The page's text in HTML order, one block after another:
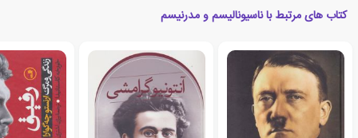
کتاب های مرتبط با ناسیونالیسم و مدرنیسم